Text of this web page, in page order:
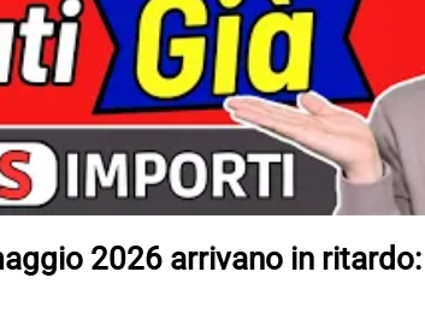
2026 arrivano in